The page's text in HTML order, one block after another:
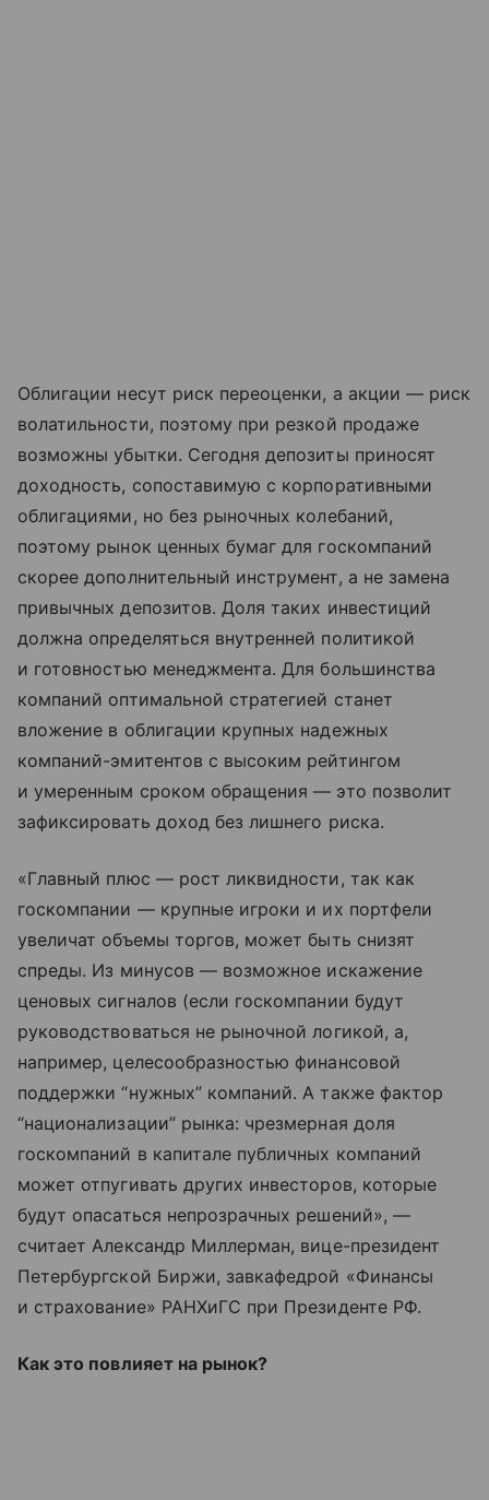
Облигации несут риск переоценки, а акции — риск
волатильности, поэтому при резкой продаже
возможны убытки. Сегодня депозиты приносят
доходность, сопоставимую с корпоративными
облигациями, но без рыночных колебаний,
поэтому рынок ценных бумаг для госкомпаний
скорее дополнительный инструмент, а не замена
привычных депозитов. Доля таких инвестиций
должна определяться внутренней политикой
и готовностью менеджмента. Для большинства
компаний оптимальной стратегией станет
вложение в облигации крупных надежных
компаний-эмитентов с высоким рейтингом
и умеренным сроком обращения — это позволит
зафиксировать доход без лишнего риска.
«Главный плюс — рост ликвидности, так как
госкомпании — крупные игроки и их портфели
увеличат объемы торгов, может быть снизят
спреды. Из минусов — возможное искажение
ценовых сигналов (если госкомпании будут
руководствоваться не рыночной логикой, а,
например, целесообразностью финансовой
поддержки “нужных” компаний. А также фактор
“национализации” рынка: чрезмерная доля
госкомпаний в капитале публичных компаний
может отпугивать других инвесторов, которые
будут опасаться непрозрачных решений», —
считает Александр Миллерман, вице-президент
Петербургской Биржи, завкафедрой «Финансы
и страхование» РАНХиГС при Президенте РФ.
Как это повлияет на рынок?